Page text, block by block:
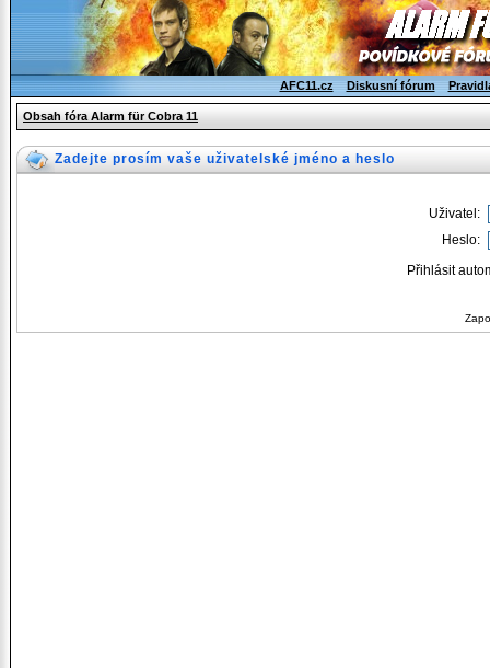
AFC11.cz Diskusní fórum
Obsah fóra Alarm für Cobra 11
Zadejte prosím vaše uživatelské jméno a heslo
Uživatel:
Heslo:
Přihlásit